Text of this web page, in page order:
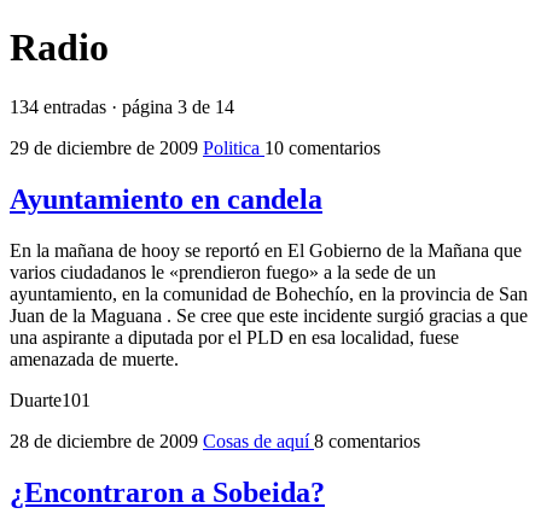
Radio
134 entradas · página 3 de 14
29 de diciembre de 2009 Politica 10 comentarios
Ayuntamiento en candela
En la mañana de hooy se reportó en El Gobierno de la Mañana que
varios ciudadanos le «prendieron fuego» a la sede de un
ayuntamiento, en la comunidad de Bohechío, en la provincia de San
Juan de la Maguana . Se cree que este incidente surgió gracias a que
una aspirante a diputada por el PLD en esa localidad, fuese
amenazada de muerte.
Duarte101
28 de diciembre de 2009 Cosas de aquí8 comentarios
¿Encontraron a Sobeida?